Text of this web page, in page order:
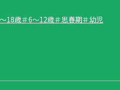
18歳＃6～12歳＃思春期＃幼児